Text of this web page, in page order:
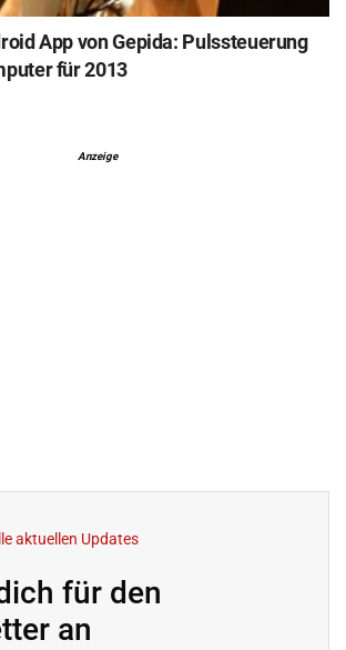
App von Gepida: Pulssteuerung
für 2013
Anzeige
aktuellen Updates
für den
an